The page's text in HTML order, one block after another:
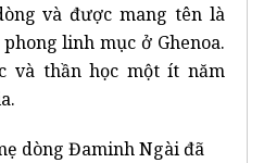
và được mang tên là
linh mục ở Ghenoa.
và thần học một ít năm
dòng Đaminh Ngài đã